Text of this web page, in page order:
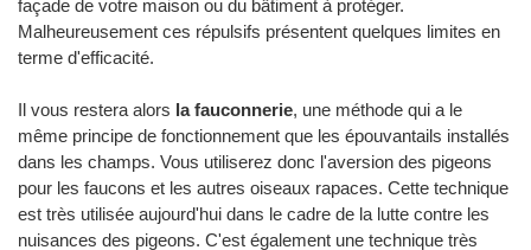
façade de votre maison ou du bâtiment à protéger.
Malheureusement ces répulsifs présentent quelques limites en
terme d'efficacité.
Il vous restera alors la fauconnerie, une méthode qui a le
même principe de fonctionnement que les épouvantails installés
dans les champs. Vous utiliserez donc l'aversion des pigeons
pour les faucons et les autres oiseaux rapaces. Cette technique
est très utilisée aujourd'hui dans le cadre de la lutte contre les
nuisances des pigeons. C'est également une technique très